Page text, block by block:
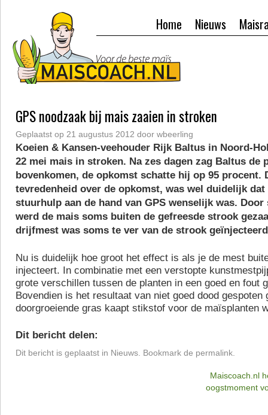
Nieuws
Home
GPS noodzaak bij mais zaaien in stroken
Geplaatst op 21 augustus 2012 door wbeerling
Koeien & Kansen-veehouder Rijk Baltus in Noord-
22 mei mais in stroken. Na zes dagen zag Baltus de
bovenkomen, de opkomst schatte hij op 95 procent.
tevredenheid over de opkomst, was wel duidelijk dat
stuurhulp aan de hand van GPS wenselijk was.
werd de mais soms buiten de gefreesde strook
drijfmest was soms te ver van de strook
Nu is duidelijk hoe groot het effect is als je de mest
injecteert. In combinatie met een verstopte
grote verschillen tussen de planten in een goed en fout
Bovendien is het resultaat van niet goed dood gespoten
doorgroeiende gras kaapt stikstof voor de maïsplanten
Dit bericht delen:
Dit bericht is geplaatst in Nieuws . Bookmark de permalink
Maiscoach.nl
oogstmoment